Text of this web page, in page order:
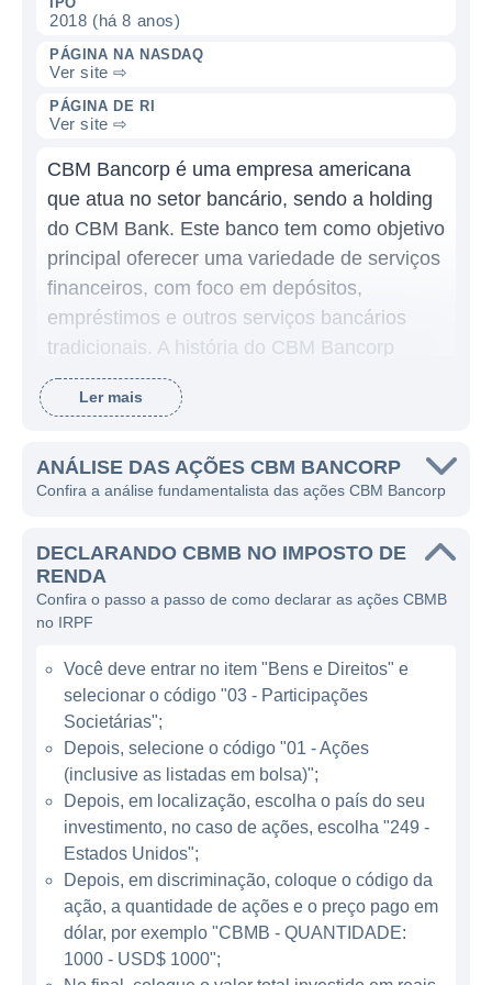
2018 (há 8 anos)
PÁGINA NA NASDAQ
Ver site ⇨
PÁGINA DE RI
Ver site ⇨
CBM Bancorp é uma empresa americana
que atua no setor bancário, sendo a holding
do CBM Bank. Este banco tem como objetivo
principal oferecer uma variedade de serviços
financeiros, com foco em depósitos,
empréstimos e outros serviços bancários
tradicionais. A história do CBM Bancorp
remonta à sua fundação, que ocorreu em um
contexto de crescimento da necessidade de
na comunidade em que atua.
CBM Bancorp, oferece serviços como contas
correntes e de poupança, empréstimos
pessoais, financiamentos para a compra de
imóveis, entre outros produtos. Isso permite
que a empresa capitalize na confiança dos
clientes para ampliar seu portfólio de clientes
e, assim, aumentar sua base de receitas.
Através dessas operações, o CBM Bancorp
busca proporcionar retorno estável e
consistente para seus acionistas.
ATUAÇÃO DO CBM BANCORP
A atuação do CBM Bancorp se concentra
principalmente nos Estados Unidos, onde
oferece serviços para uma ampla gama de
Ler mais
ANÁLISE DAS AÇÕES CBM BANCORP
Confira a análise fundamentalista das ações CBM Bancorp
DECLARANDO CBMB NO IMPOSTO DE
RENDA
Confira o passo a passo de como declarar as ações CBMB
no IRPF
Você deve entrar no item "Bens e Direitos" e
selecionar o código "03 - Participações
Societárias";
Depois, selecione o código "01 - Ações
(inclusive as listadas em bolsa)";
Depois, em localização, escolha o país do seu
investimento, no caso de ações, escolha "249 -
Estados Unidos";
Depois, em discriminação, coloque o código da
ação, a quantidade de ações e o preço pago em
dólar, por exemplo "CBMB - QUANTIDADE:
1000 - USD$ 1000";